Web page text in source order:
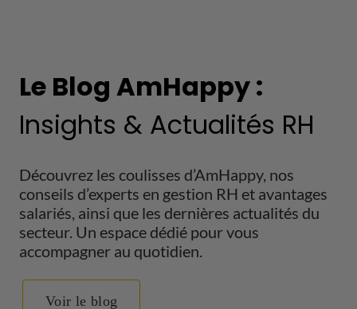
Le Blog AmHappy :
Insights & Actualités RH
Découvrez les coulisses d’AmHappy, nos
conseils d’experts en gestion RH et avantages
salariés, ainsi que les dernières actualités du
secteur. Un espace dédié pour vous
accompagner au quotidien.
Voir le blog